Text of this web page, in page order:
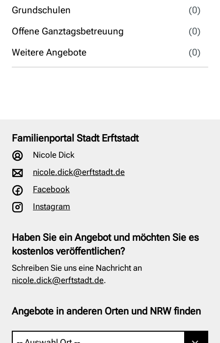
Grundschulen
(0)
Offene Ganztagsbetreuung
(0)
Weitere Angebote
(0)
Familienportal Stadt Erftstadt
Nicole Dick
nicole.dick@erftstadt.de
Facebook
Instagram
Haben Sie ein Angebot und möchten Sie es
kostenlos veröffentlichen?
Schreiben Sie uns eine Nachricht an
nicole.dick@erftstadt.de.
Angebote in anderen Orten und NRW finden